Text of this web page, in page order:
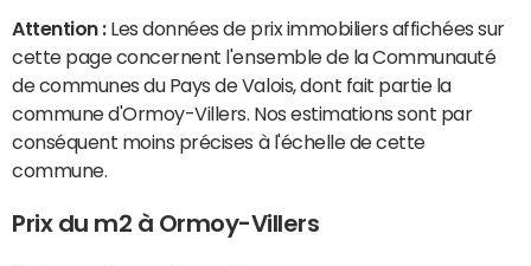
Attention : Les données de prix immobiliers affichées sur
cette page concernent l'ensemble de la Communauté
de communes du Pays de Valois, dont fait partie la
commune d'Ormoy-Villers. Nos estimations sont par
conséquent moins précises à l'échelle de cette
commune.
Prix du m2 à Ormoy-Villers